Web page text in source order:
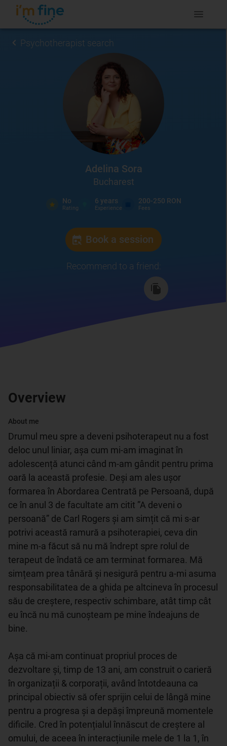
Psychotherapist search
Adelina Sora
Bucharest
No
Rating
6 years
Experience
200-250 RON
Fees
Book a session
Recommend to a friend :
Overview
About me
Drumul meu spre a deveni psihoterapeut nu a fost
deloc unul liniar, așa cum mi-am imaginat în
adolescență atunci când m-am gândit pentru prima
oară la această profesie. Deși am ales ușor
formarea în Abordarea Centrată pe Persoană, după
ce în anul 3 de facultate am citit ”A deveni o
persoană” de Carl Rogers și am simțit că mi s-ar
potrivi această ramură a psihoterapiei, ceva din
mine m-a făcut să nu mă îndrept spre rolul de
terapeut de îndată ce am terminat formarea. Mă
simțeam prea tânără și nesigură pentru a-mi asuma
responsabilitatea de a ghida pe altcineva în procesul
său de creștere, respectiv schimbare, atât timp cât
eu încă nu mă cunoșteam pe mine îndeajuns de
bine.
Așa că mi-am continuat propriul proces de
dezvoltare și, timp de 13 ani, am construit o carieră
în organizații & corporații, având întotdeauna ca
principal obiectiv să ofer sprijin celui de lângă mine
pentru a progresa și a depăși împreună momentele
dificile. Cred în potențialul înnăscut de creștere al
omului, de aceea în interacțiunile mele de 1 la 1, în